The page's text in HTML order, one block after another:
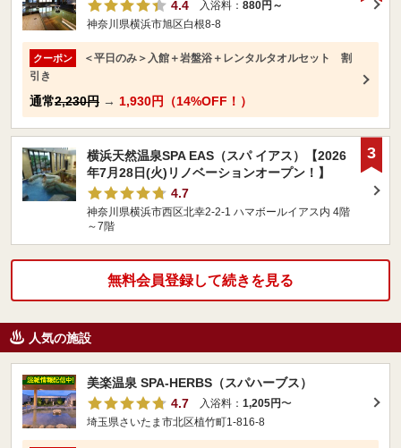
4.4
入浴料： 880円～
神奈川県横浜市旭区白根8-8
クーポン
＜平日のみ＞入館＋岩盤浴＋レンタルタオルセット 割
引き
通常2,230円 → 1,930円（14%OFF！）
横浜天然温泉SPA EAS（スパ イアス）【2026
年7月28日(火)リノベーションオープン！】
4.7
神奈川県横浜市西区北幸2-2-1 ハマボールイアス内 4階
～7階
3
無料会員登録して続きを見る
人気の施設
美楽温泉 SPA-HERBS（スパハーブス）
4.7
入浴料： 1,205円〜
埼玉県さいたま市北区植竹町1-816-8